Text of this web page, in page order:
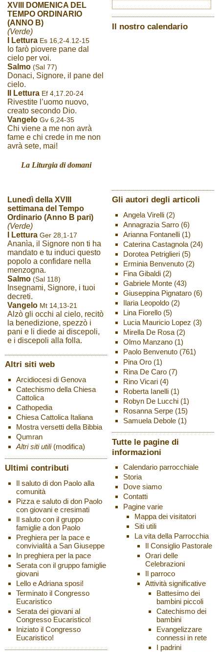
XVIII DOMENICA DEL
TEMPO ORDINARIO
(ANNO B)
(Verde)
I Lettura Es 16,2-4.12-15
Io farò piovere pane dal
cielo per voi.
Salmo (Sal 77)
Donaci, Signore, il pane del
cielo.
II Lettura Ef 4,17.20-24
Rivestite l’uomo nuovo,
creato secondo Dio.
Vangelo Gv 6,24-35
Chi viene a me non avrà
fame e chi crede in me non
avrà sete, mai!
La Liturgia di domani
Lunedì della XVIII
settimana del Tempo
Ordinario (Anno B pari)
(Verde)
I Lettura Ger 28,1-17
Ananìa, il Signore non ti ha
mandato e tu induci questo
popolo a confidare nella
menzogna.
Salmo (Sal 118)
Insegnami, Signore, i tuoi
decreti.
Vangelo Mt 14,13-21
Alzò gli occhi al cielo, recitò
la benedizione, spezzò i
pani e li diede ai discepoli,
e i discepoli alla folla.
Altri siti web
Arcidiocesi di Genova
Catechismo della Chiesa
Cattolica
Cathopedia
Chiesa Cattolica Italiana
Mostra versetti della Bibbia
Qumran
Altri siti utili (modifica)
Ultimi contributi
Il saluto di don Paolo alla
comunità
Pizza e saluto di don Paolo
con giovani e cresimati
Il saluto con il gruppo
famiglie a don Paolo
Preghiera per la pace e
convivialità a San Giuseppe
In preghiera per la pace
Serata con il gruppo famiglie
giovani
Lello e Adriana sposi!
Terminato il Congresso
Eucaristico
Serata dei giovani al
Congresso Eucaristico!
Iniziato il Congresso
Eucaristico!
Il nostro calendario
Gli autori degli articoli
Angela Virelli(2)
Annagrazia Sarro(6)
Arianna Fontanelli(1)
Caterina Castagnola(24)
Dorotea Petriglieri(5)
Erminia Benvenuto(2)
Fina Gibaldi(2)
Gabriele Monte(43)
Giuseppina Pignataro(6)
Ilaria Leopoldo(2)
Lina Fiorello(5)
Lucia Mauricio Lopez (3)
Mirella De Rosa(2)
Olmo Manzano(1)
Paolo Benvenuto(761)
Pina Oro(1)
Rina De Caro(7)
Rino Vicari(4)
Roberta Ianelli(1)
Robyn De Lucchi(1)
Rosanna Serpe(15)
Samuela Debole(1)
Tutte le pagine di
informazioni
Calendario parrocchiale
Storia
Dove siamo
Contatti
Pagine varie
Mappa dei visitatori
Siti utili
La vita della Parrocchia
Il Consiglio Pastorale
Orari delle
Celebrazioni
Il parroco
Attività significative
Battesimo dei
bambini piccoli
Catechismo dei
bambini
Evangelizzare
connessi in rete
I padrini